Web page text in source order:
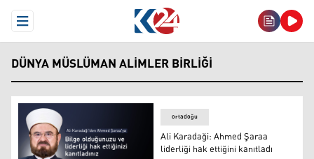
Open Menu
DÜNYA MÜSLÜMAN ALIMLER BIRLIĞI
ortadoğu
Ali Karadaği: Ahmed Şaraa
liderliği hak ettiğini kanıtladı